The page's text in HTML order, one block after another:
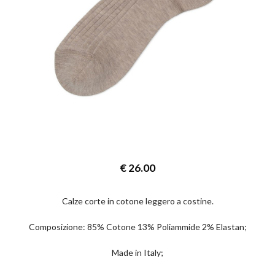
€26.00
Calze corte in cotone leggero a costine.
Composizione: 85% Cotone 13% Poliammide 2% Elastan;
Made in Italy;